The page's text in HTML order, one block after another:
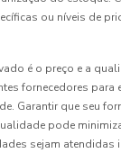
ou níveis de
é o preço e a
fornecedores
Garantir que seu
pode
sejam atendidas